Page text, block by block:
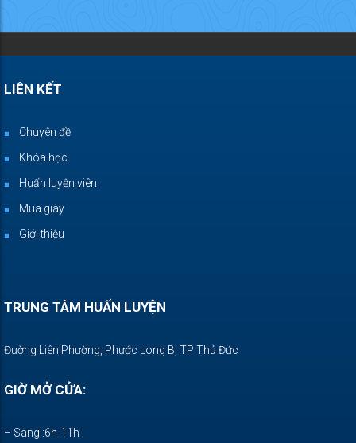
LIÊN KẾT
Chuyên đề
Khóa học
Huấn luyện viên
Mua giày
Giới thiệu
TRUNG TÂM HUẤN LUYỆN
Đường Liên Phường, Phước Long B, TP Thủ Đức
GIỜ MỞ CỬA:
– Sáng :6h-11h